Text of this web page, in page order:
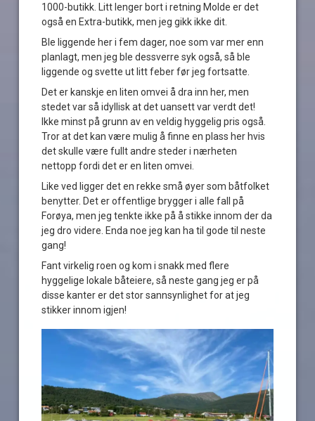
1000-butikk. Litt lenger bort i retning Molde er det
også en Extra-butikk, men jeg gikk ikke dit.
Ble liggende her i fem dager, noe som var mer enn
planlagt, men jeg ble dessverre syk også, så ble
liggende og svette ut litt feber før jeg fortsatte.
Det er kanskje en liten omvei å dra inn her, men
stedet var så idyllisk at det uansett var verdt det!
Ikke minst på grunn av en veldig hyggelig pris også.
Tror at det kan være mulig å finne en plass her hvis
det skulle være fullt andre steder i nærheten
nettopp fordi det er en liten omvei.
Like ved ligger det en rekke små øyer som båtfolket
benytter. Det er offentlige brygger i alle fall på
Forøya, men jeg tenkte ikke på å stikke innom der da
jeg dro videre. Enda noe jeg kan ha til gode til neste
gang!
Fant virkelig roen og kom i snakk med flere
hyggelige lokale båteiere, så neste gang jeg er på
disse kanter er det stor sannsynlighet for at jeg
stikker innom igjen!